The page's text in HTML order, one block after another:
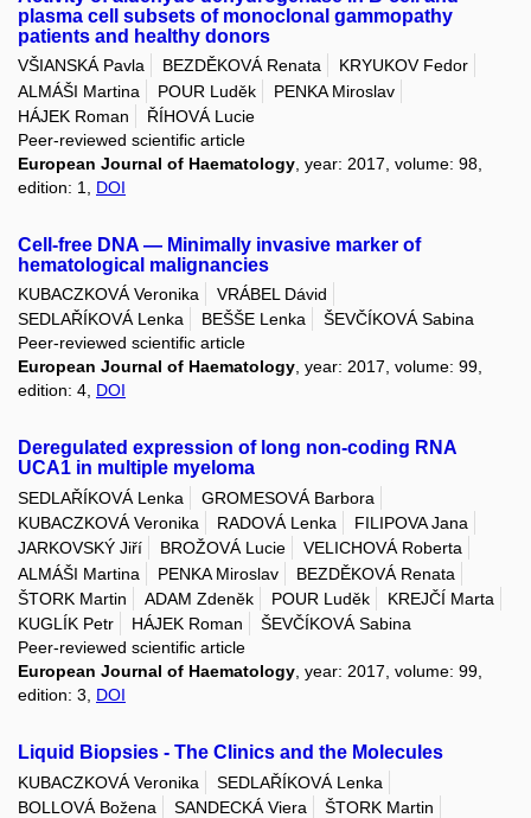
plasma cell subsets of monoclonal gammopathy
patients and healthy donors
VŠIANSKÁ Pavla BEZDĚKOVÁ Renata
KRYUKOV Fedor
ALMÁŠI Martina
POUR Luděk
PENKA Miroslav
HÁJEK Roman
ŘÍHOVÁ Lucie
Peer-reviewed scientific article
European Journal of Haematology , year: 2017, volume: 98,
edition: 1, DOI
Cell-free DNA — Minimally invasive marker of
hematological malignancies
KUBACZKOVÁ Veronika
VRÁBEL Dávid
SEDLAŘÍKOVÁ Lenka
BEŠŠE Lenka
ŠEVČÍKOVÁ Sabina
Peer-reviewed scientific article
European Journal of Haematology, year: 2017, volume: 99,
edition: 4, DOI
Deregulated expression of long non-coding RNA
UCA1 in multiple myeloma
SEDLAŘÍKOVÁ Lenka
GROMESOVÁ Barbora
KUBACZKOVÁ Veronika
RADOVÁ Lenka
FILIPOVA Jana
JARKOVSKÝ Jiří
BROŽOVÁ Lucie
VELICHOVÁ Roberta
ALMÁŠI Martina
PENKA Miroslav
BEZDĚKOVÁ Renata
ŠTORK Martin
ADAM Zdeněk POUR Luděk
KREJČÍ Marta
KUGLÍK Petr
HÁJEK Roman
ŠEVČÍKOVÁ Sabina
Peer-reviewed scientific article
European Journal of Haematology, year: 2017, volume: 99,
edition: 3, DOI
Liquid Biopsies - The Clinics and the Molecules
KUBACZKOVÁ Veronika
SEDLAŘÍKOVÁ Lenka
BOLLOVÁ Božena
SANDECKÁ Viera
ŠTORK Martin